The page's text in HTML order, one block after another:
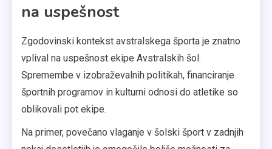
na uspešnost
Zgodovinski kontekst avstralskega športa je znatno
vplival na uspešnost ekipe Avstralskih šol.
Spremembe v izobraževalnih politikah, financiranje
športnih programov in kulturni odnosi do atletike so
oblikovali pot ekipe.
Na primer, povečano vlaganje v šolski šport v zadnjih